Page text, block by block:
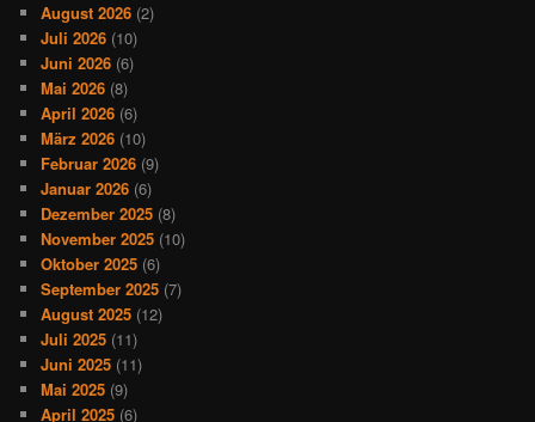
August 2026 (2)
Juli 2026 (10)
Juni 2026 (6)
Mai 2026 (8)
April 2026 (6)
März 2026 (10)
Februar 2026 (9)
Januar 2026 (6)
Dezember 2025 (8)
November 2025 (10)
Oktober 2025 (6)
September 2025 (7)
August 2025 (12)
Juli 2025 (11)
Juni 2025 (11)
Mai 2025 (9)
April 2025 (6)